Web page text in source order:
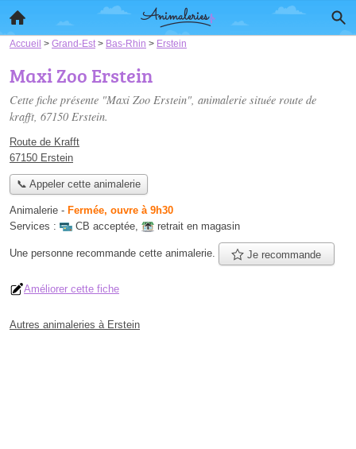
Accueil > Grand-Est > Bas-Rhin > Erstein
Maxi Zoo Erstein
Cette fiche présente "Maxi Zoo Erstein", animalerie située route de
krafft, 67150 Erstein.
Route de Krafft
67150 Erstein
📞 Appeler cette animalerie
Animalerie - Fermée, ouvre à 9h30
Services :
CB acceptée, retrait en magasin
Une personne recommande cette animalerie. Je recommande
Améliorer cette fiche
Autres animaleries à Erstein